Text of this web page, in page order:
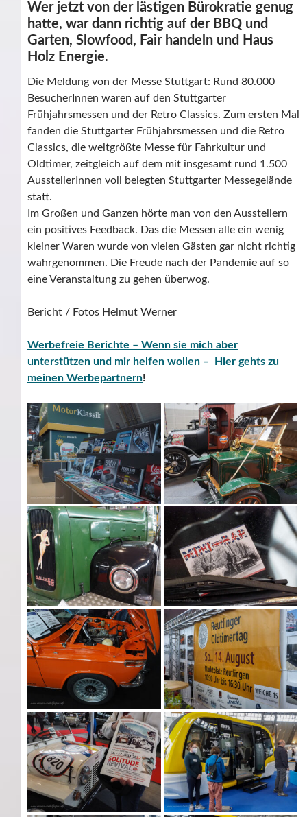
Wer jetzt von der lästigen Bürokratie genug
hatte, war dann richtig auf der BBQ und
Garten, Slowfood, Fair handeln und Haus
Holz Energie.
Die Meldung von der Messe Stuttgart: Rund 80.000
BesucherInnen waren auf den Stuttgarter
Frühjahrsmessen und der Retro Classics. Zum ersten Mal
fanden die Stuttgarter Frühjahrsmessen und die Retro
Classics, die weltgrößte Messe für Fahrkultur und
Oldtimer, zeitgleich auf dem mit insgesamt rund 1.500
AusstellerInnen voll belegten Stuttgarter Messegelände
statt.
Im Großen und Ganzen hörte man von den Ausstellern
ein positives Feedback. Das die Messen alle ein wenig
kleiner Waren wurde von vielen Gästen gar nicht richtig
wahrgenommen. Die Freude nach der Pandemie auf so
eine Veranstaltung zu gehen überwog.
Bericht / Fotos Helmut Werner
Werbefreie Berichte – Wenn sie mich aber
unterstützen und mir helfen wollen – Hier gehts zu
meinen Werbepartnern!